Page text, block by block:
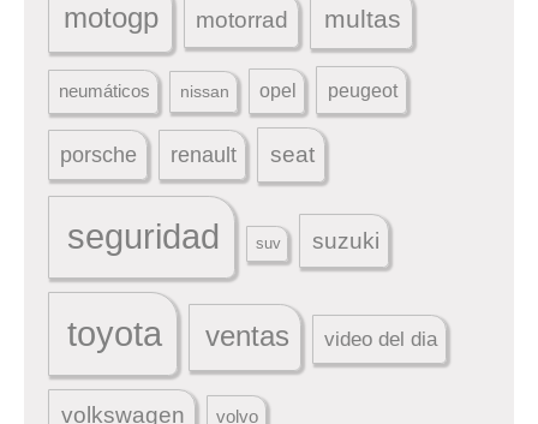
motogp motorrad multas
neumáticos nissan opel peugeot
porsche renault seat
seguridad suv suzuki
toyota ventas video del dia
volkswagen volvo